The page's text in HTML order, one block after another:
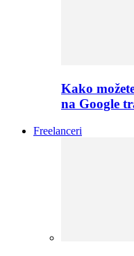
Kako
na Google
Freelanceri